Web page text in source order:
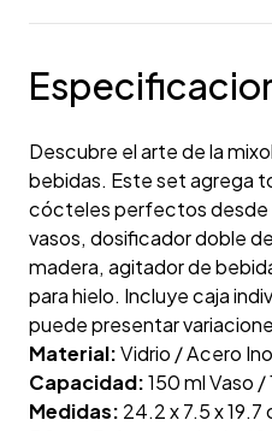
Descubre el arte de la
bebidas. Este set agrega
cócteles perfectos desde
vasos, dosificador doble
madera, agitador de
para hielo. Incluye caja
puede presentar
Material:Vidrio / Acero
Capacidad:150 ml Vaso
Medidas: 24.2 x 7.5 x